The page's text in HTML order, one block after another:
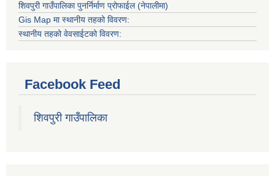
शिवपुरी गाउँपालिका पुनर्निर्माण प्रोफाईल (नेपालीमा)
Gis Map मा स्थानीय तहको विवरण:
स्थानीय तहको वेवसाईटको विवरण:
Facebook Feed
शिवपुरी गाउँपालिका